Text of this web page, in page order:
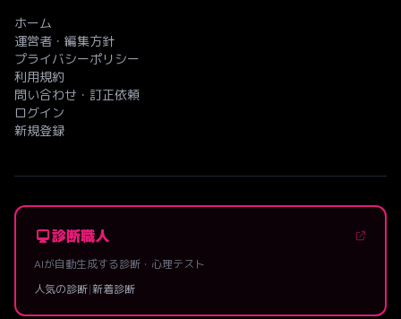
ホーム
運営者・編集方針
プライバシーポリシー
利用規約
問い合わせ・訂正依頼
ログイン
新規登録
診断職人
AIが自動生成する診断・心理テスト
人気の診断|新着診断